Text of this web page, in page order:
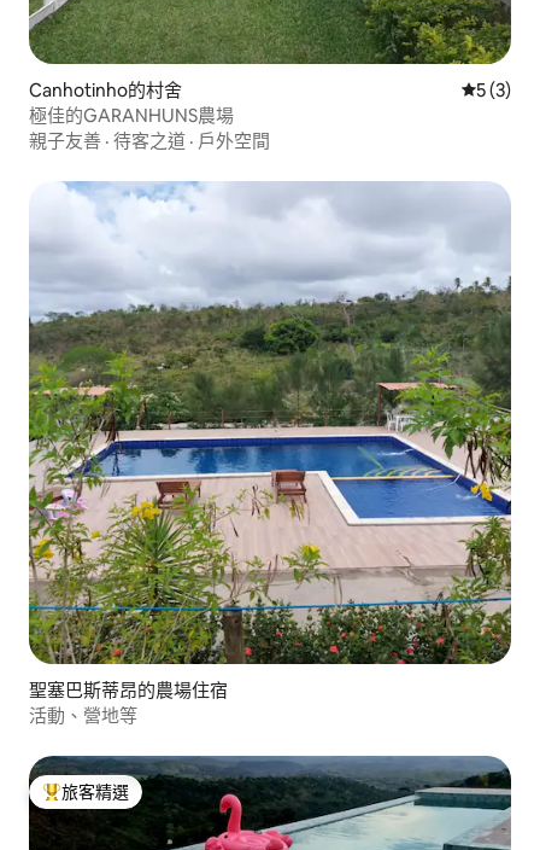
Canhotinho的村舍 從 3 則評
5 (3)
極佳的GARANHUNS農場
親子友善 · 待客之道 · 戶外空間
聖塞巴斯蒂昂的農場住宿
活動、營地等
旅客精選榜首
旅客精選